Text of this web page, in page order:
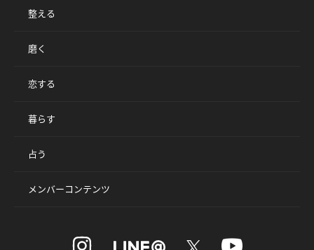
整える
磨く
恋する
暮らす
占う
メンバーコンテンツ